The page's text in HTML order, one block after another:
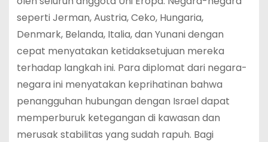
seperti Jerman, Austria, Ceko, Hungaria,
Denmark, Belanda, Italia, dan Yunani dengan
cepat menyatakan ketidaksetujuan mereka
terhadap langkah ini. Para diplomat dari negara-
negara ini menyatakan keprihatinan bahwa
penangguhan hubungan dengan Israel dapat
memperburuk ketegangan di kawasan dan
merusak stabilitas yang sudah rapuh. Bagi